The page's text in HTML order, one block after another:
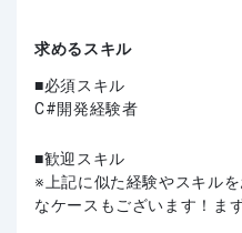
求めるスキル
必須スキル
C#開発経験者
歓迎スキル
上記に似た経験やスキル
なケースもございます！ま